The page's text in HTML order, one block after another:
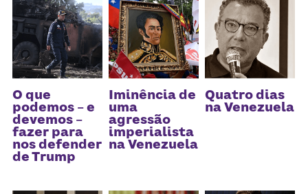
O que
podemos – e
devemos –
fazer para
nos defender
de Trump
Iminência de
uma
agressão
imperialista
na Venezuela
Quatro dias
na Venezuela